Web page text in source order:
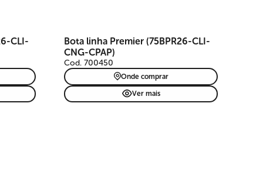
CLI-
Bota linha Premier (75BPR26-CLI-
CNG-CPAP)
Cod. 700450
Onde comprar
Ver mais